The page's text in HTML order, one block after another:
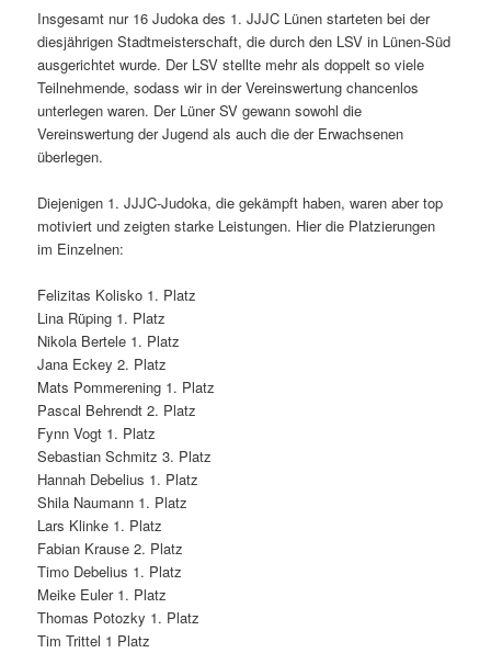
Insgesamt nur 16 Judoka des 1. JJJC Lünen starteten bei der
diesjährigen Stadtmeisterschaft, die durch den LSV in Lünen-Süd
ausgerichtet wurde. Der LSV stellte mehr als doppelt so viele
Teilnehmende, sodass wir in der Vereinswertung chancenlos
unterlegen waren. Der Lüner SV gewann sowohl die
Vereinswertung der Jugend als auch die der Erwachsenen
überlegen.
Diejenigen 1. JJJC-Judoka, die gekämpft haben, waren aber top
motiviert und zeigten starke Leistungen. Hier die Platzierungen
im Einzelnen:
Felizitas Kolisko 1. Platz
Lina Rüping 1. Platz
Nikola Bertele 1. Platz
Jana Eckey 2. Platz
Mats Pommerening 1. Platz
Pascal Behrendt 2. Platz
Fynn Vogt 1. Platz
Sebastian Schmitz 3. Platz
Hannah Debelius 1. Platz
Shila Naumann 1. Platz
Lars Klinke 1. Platz
Fabian Krause 2. Platz
Timo Debelius 1. Platz
Meike Euler 1. Platz
Thomas Potozky 1. Platz
Tim Trittel 1 Platz